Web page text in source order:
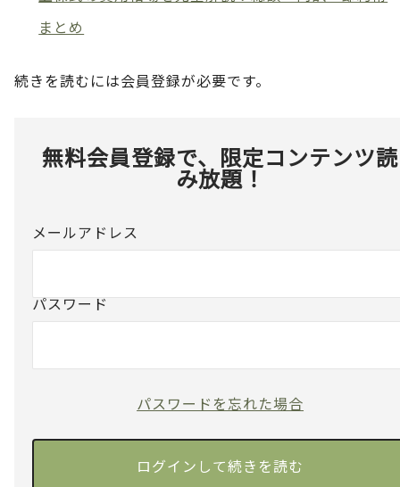
まとめ
続きを読むには会員登録が必要です。
無料会員登録で、限定コンテンツ読
み放題！
メールアドレス
パスワード
パスワードを忘れた場合